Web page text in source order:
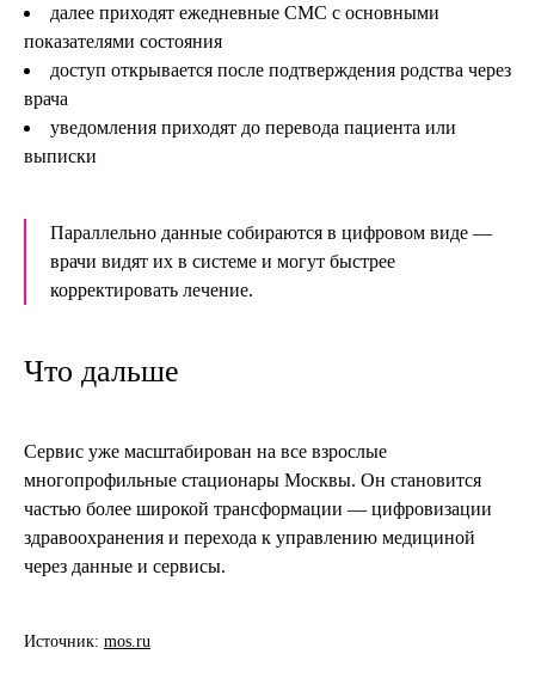
далее приходят ежедневные СМС с основными
показателями состояния
доступ открывается после подтверждения родства через
врача
уведомления приходят до перевода пациента или
выписки
Параллельно данные собираются в цифровом виде —
врачи видят их в системе и могут быстрее
корректировать лечение.
Что дальше
Сервис уже масштабирован на все взрослые
многопрофильные стационары Москвы. Он становится
частью более широкой трансформации — цифровизации
здравоохранения и перехода к управлению медициной
через данные и сервисы.
Источник: mos.ru